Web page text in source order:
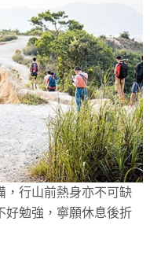
，行山前熱身亦不可缺
好勉強，寧願休息後折